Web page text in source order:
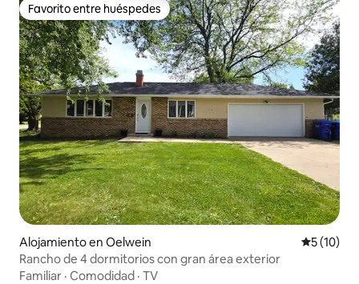
Favorito entre huéspedes
Favorito entre huéspedes
Alojamiento en Oelwein
5 (10)
Rancho de 4 dormitorios con gran área exterior
Familiar · Comodidad · TV